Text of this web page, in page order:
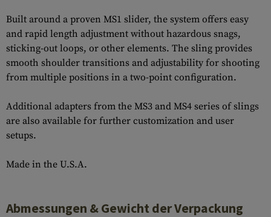
Built around a proven MS1 slider, the system offers easy
and rapid length adjustment without hazardous snags,
sticking-out loops, or other elements. The sling provides
smooth shoulder transitions and adjustability for shooting
from multiple positions in a two-point configuration.
Additional adapters from the MS3 and MS4 series of slings
are also available for further customization and user
setups.
Made in the U.S.A.
Abmessungen & Gewicht der Verpackung